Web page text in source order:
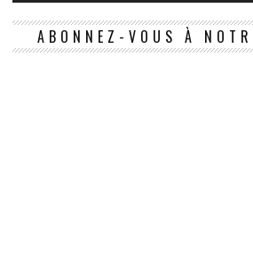
ABONNEZ-VOUS À